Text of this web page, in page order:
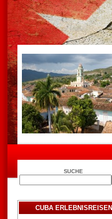
SUCHE
CUBA ERLEBNISREISEN